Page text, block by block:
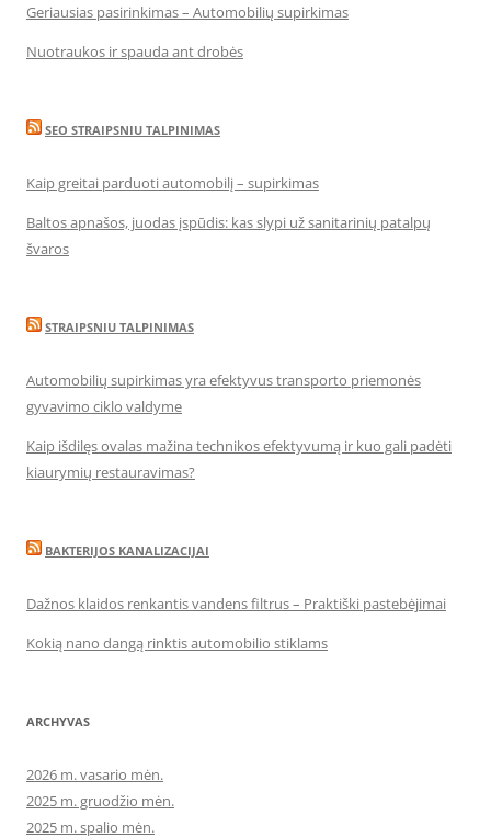
Geriausias pasirinkimas – Automobilių supirkimas
Nuotraukos ir spauda ant drobės
SEO STRAIPSNIU TALPINIMAS
Kaip greitai parduoti automobilį – supirkimas
Baltos apnašos, juodas įspūdis: kas slypi už sanitarinių patalpų
švaros
STRAIPSNIU TALPINIMAS
Automobilių supirkimas yra efektyvus transporto priemonės
gyvavimo ciklo valdyme
Kaip išdilęs ovalas mažina technikos efektyvumą ir kuo gali padėti
kiaurymių restauravimas?
BAKTERIJOS KANALIZACIJAI
Dažnos klaidos renkantis vandens filtrus – Praktiški pastebėjimai
Kokią nano dangą rinktis automobilio stiklams
ARCHYVAS
2026 m. vasario mėn.
2025 m. gruodžio mėn.
2025 m. spalio mėn.